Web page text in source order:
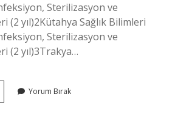
Sterilizasyon ve
(2 yıl)2Kütahya Sağlık Bilimleri
Sterilizasyon ve
(2 yıl)3Trakya…
Yorum Bırak